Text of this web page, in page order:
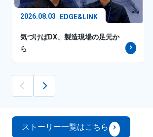
2026.08.03 EDGE&LINK
気づけばDX、製造現場の足元か
ら
ストーリー一覧はこちら